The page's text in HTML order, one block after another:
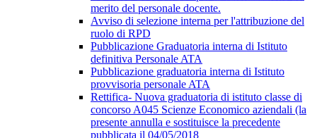
merito del personale docente.
Avviso di selezione interna per l'attribuzione del
ruolo di RPD
Pubblicazione Graduatoria interna di Istituto
definitiva Personale ATA
Pubblicazione graduatoria interna di Istituto
provvisoria personale ATA
Rettifica- Nuova graduatoria di istituto classe di
concorso A045 Scienze Economico aziendali (la
presente annulla e sostituisce la precedente
pubblicata il 04/05/2018